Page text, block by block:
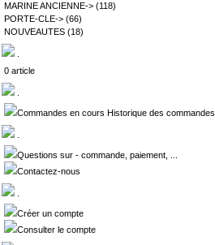
MARINE ANCIENNE-> (118)
PORTE-CLE-> (66)
NOUVEAUTES (18)
0 article
Commandes en cours Historique des commandes
Questions sur - commande, paiement, ...
Contactez-nous
Créer un compte
Consulter le compte